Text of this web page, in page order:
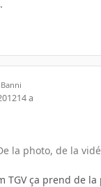
Banni
14 a
la photo, de la
TGV ça prend de la